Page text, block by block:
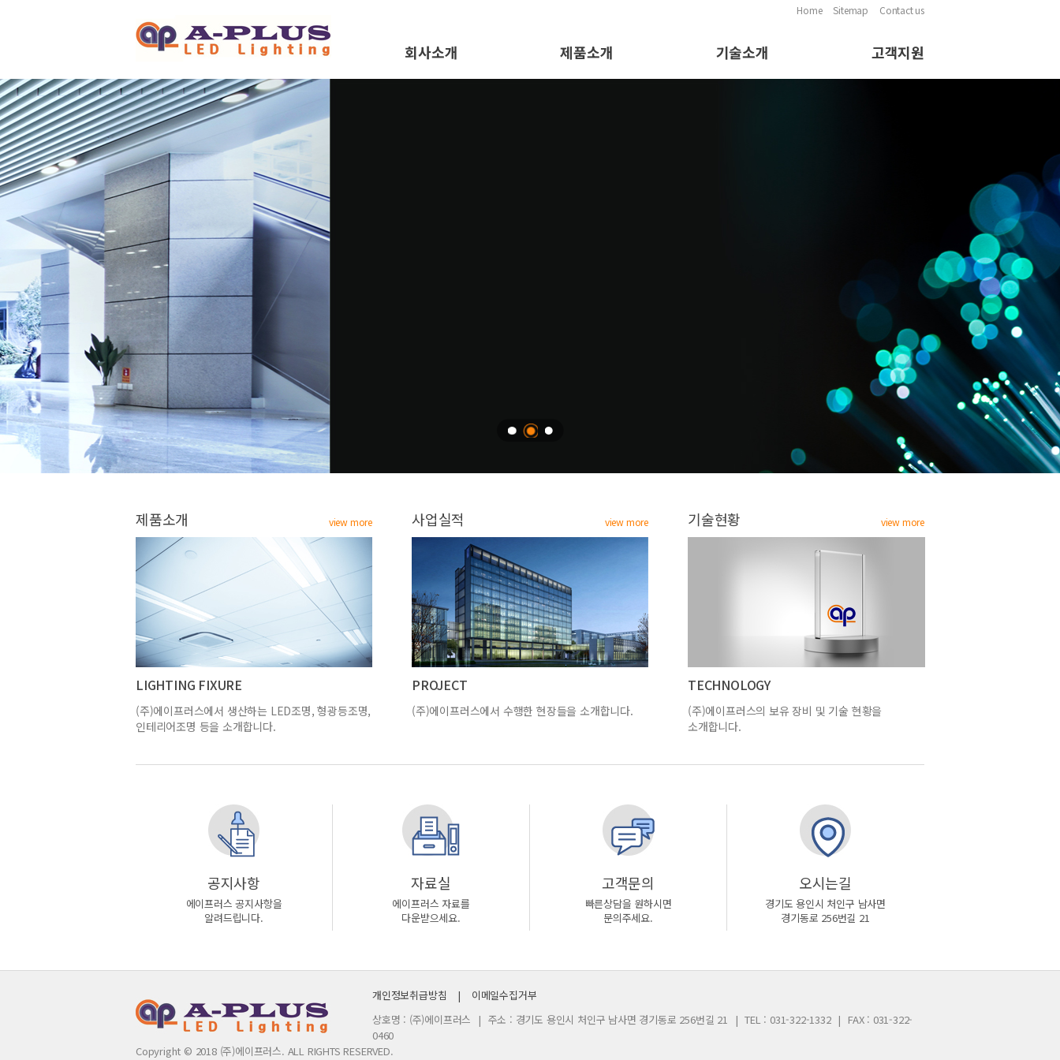
Home Sitemap Contact us
회사소개 제품소개 기술소개 고객지원
제품소개
LIGHTING FIXURE
(주)에이프러스에서 생산하는 LED조명, 형광등조명,
인테리어조명 등을 소개합니다.
view more 사업실적
PROJECT
(주)에이프러스에서 수행한 현장들을 소개합니다.
view more 기술현황
TECHNOLOGY
(주)에이프러스의 보유 장비 및 기술 현황을
소개합니다.
view more
공지사항
에이프러스 공지사항을
알려드립니다.
자료실
에이프러스 자료를
다운받으세요.
고객문의
빠른상담을 원하시면
문의주세요.
오시는길
경기도 용인시 처인구 남사면
경기동로 256번길 21
개인정보취급방침 |
이메일수집거부
상호명 : (주)에이프러스
| 주소 : 경기도 용인시 처인구 남사면 경기동로 256번길 21 | TEL : 031-322-1332 | FAX : 031-322-
0460
Copyright © 2018 (주)에이프러스. ALL RIGHTS RESERVED.